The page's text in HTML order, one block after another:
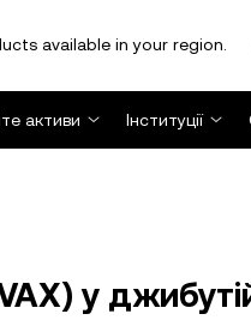
available in your region.
активи Інституції
у